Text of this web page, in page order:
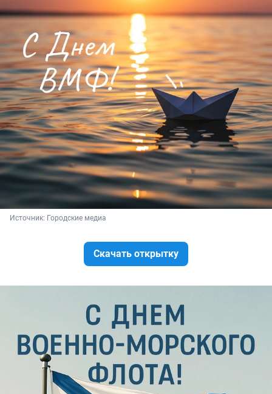
Источник: Городские медиа
Скачать открытку